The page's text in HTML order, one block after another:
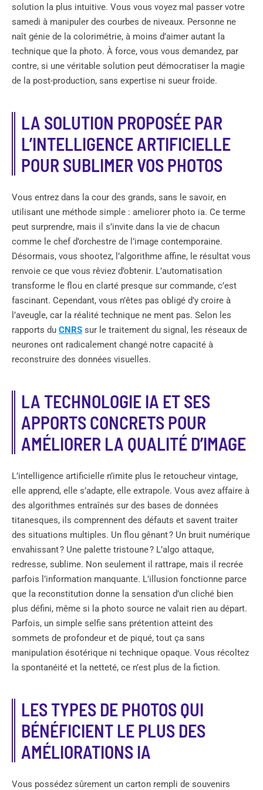
solution la plus intuitive. Vous vous voyez mal passer votre
samedi à manipuler des courbes de niveaux. Personne ne
naît génie de la colorimétrie, à moins d’aimer autant la
technique que la photo. À force, vous vous demandez, par
contre, si une véritable solution peut démocratiser la magie
de la post-production, sans expertise ni sueur froide.
LA SOLUTION PROPOSÉE PAR
L’INTELLIGENCE ARTIFICIELLE
POUR SUBLIMER VOS PHOTOS
Vous entrez dans la cour des grands, sans le savoir, en
utilisant une méthode simple : ameliorer photo ia. Ce terme
peut surprendre, mais il s’invite dans la vie de chacun
comme le chef d’orchestre de l’image contemporaine.
Désormais, vous shootez, l’algorithme affine, le résultat vous
renvoie ce que vous rêviez d’obtenir. L’automatisation
transforme le flou en clarté presque sur commande, c’est
fascinant. Cependant, vous n’êtes pas obligé d’y croire à
l’aveugle, car la réalité technique ne ment pas. Selon les
rapports du CNRS sur le traitement du signal, les réseaux de
neurones ont radicalement changé notre capacité à
reconstruire des données visuelles.
LA TECHNOLOGIE IA ET SES
APPORTS CONCRETS POUR
AMÉLIORER LA QUALITÉ D’IMAGE
L’intelligence artificielle n’imite plus le retoucheur vintage,
elle apprend, elle s’adapte, elle extrapole. Vous avez affaire à
des algorithmes entraînés sur des bases de données
titanesques, ils comprennent des défauts et savent traiter
des situations multiples. Un flou gênant ? Un bruit numérique
envahissant ? Une palette tristoune ? L’algo attaque,
redresse, sublime. Non seulement il rattrape, mais il recrée
parfois l’information manquante. L’illusion fonctionne parce
que la reconstitution donne la sensation d’un cliché bien
plus défini, même si la photo source ne valait rien au départ.
Parfois, un simple selfie sans prétention atteint des
sommets de profondeur et de piqué, tout ça sans
manipulation ésotérique ni technique opaque. Vous récoltez
la spontanéité et la netteté, ce n’est plus de la fiction.
LES TYPES DE PHOTOS QUI
BÉNÉFICIENT LE PLUS DES
AMÉLIORATIONS IA
Vous possédez sûrement un carton rempli de souvenirs